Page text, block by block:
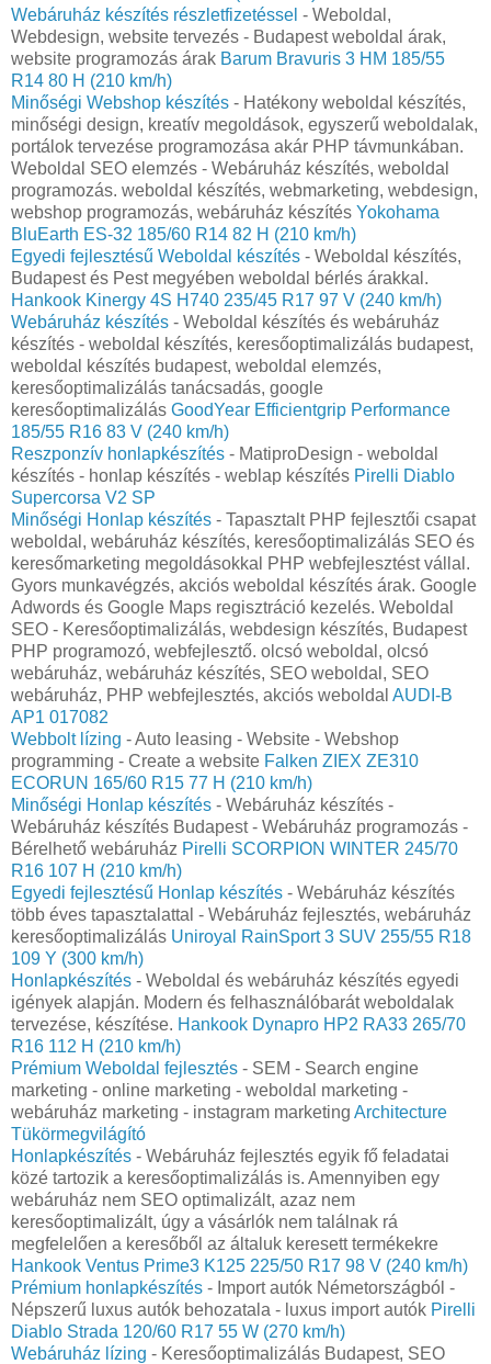
Webáruház készítés részletfizetéssel - Weboldal,
Webdesign, website tervezés - Budapest weboldal árak,
website programozás árak Barum Bravuris 3 HM 185/55
R14 80 H (210 km/h)
Minőségi Webshop készítés - Hatékony weboldal készítés,
minőségi design, kreatív megoldások, egyszerű weboldalak,
portálok tervezése programozása akár PHP távmunkában.
Weboldal SEO elemzés - Webáruház készítés, weboldal
programozás. weboldal készítés, webmarketing, webdesign,
webshop programozás, webáruház készítés Yokohama
BluEarth ES-32 185/60 R14 82 H (210 km/h)
Egyedi fejlesztésű Weboldal készítés - Weboldal készítés,
Budapest és Pest megyében weboldal bérlés árakkal.
Hankook Kinergy 4S H740 235/45 R17 97 V (240 km/h)
Webáruház készítés - Weboldal készítés és webáruház
készítés - weboldal készítés, keresőoptimalizálás budapest,
weboldal készítés budapest, weboldal elemzés,
keresőoptimalizálás tanácsadás, google
keresőoptimalizálás GoodYear Efficientgrip Performance
185/55 R16 83 V (240 km/h)
Reszponzív honlapkészítés - MatiproDesign - weboldal
készítés - honlap készítés - weblap készítés Pirelli Diablo
Supercorsa V2 SP
Minőségi Honlap készítés - Tapasztalt PHP fejlesztői csapat
weboldal, webáruház készítés, keresőoptimalizálás SEO és
keresőmarketing megoldásokkal PHP webfejlesztést vállal.
Gyors munkavégzés, akciós weboldal készítés árak. Google
Adwords és Google Maps regisztráció kezelés. Weboldal
SEO - Keresőoptimalizálás, webdesign készítés, Budapest
PHP programozó, webfejlesztő. olcsó weboldal, olcsó
webáruház, webáruház készítés, SEO weboldal, SEO
webáruház, PHP webfejlesztés, akciós weboldal AUDI-B
AP1 017082
Webbolt lízing - Auto leasing - Website - Webshop
programming - Create a website Falken ZIEX ZE310
ECORUN 165/60 R15 77 H (210 km/h)
Minőségi Honlap készítés - Webáruház készítés -
Webáruház készítés Budapest - Webáruház programozás -
Bérelhető webáruház Pirelli SCORPION WINTER 245/70
R16 107 H (210 km/h)
Egyedi fejlesztésű Honlap készítés - Webáruház készítés
több éves tapasztalattal - Webáruház fejlesztés, webáruház
keresőoptimalizálás Uniroyal RainSport 3 SUV 255/55 R18
109 Y (300 km/h)
Honlapkészítés - Weboldal és webáruház készítés egyedi
igények alapján. Modern és felhasználóbarát weboldalak
tervezése, készítése. Hankook Dynapro HP2 RA33 265/70
R16 112 H (210 km/h)
Prémium Weboldal fejlesztés‎ - SEM - Search engine
marketing - online marketing - weboldal marketing -
webáruház marketing - instagram marketing Architecture
Tükörmegvilágító
Honlapkészítés - Webáruház fejlesztés egyik fő feladatai
közé tartozik a keresőoptimalizálás is. Amennyiben egy
webáruház nem SEO optimalizált, azaz nem
keresőoptimalizált, úgy a vásárlók nem találnak rá
megfelelően a keresőből az általuk keresett termékekre
Hankook Ventus Prime3 K125 225/50 R17 98 V (240 km/h)
Prémium honlapkészítés‎ - Import autók Németországból -
Népszerű luxus autók behozatala - luxus import autók Pirelli
Diablo Strada 120/60 R17 55 W (270 km/h)
Webáruház lízing - Keresőoptimalizálás Budapest, SEO